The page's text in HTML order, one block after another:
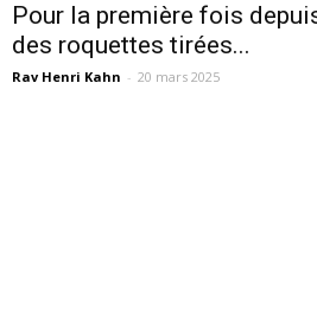
Pour la première fois
des roquettes tirées...
Rav Henri Kahn - 20 mars 2025